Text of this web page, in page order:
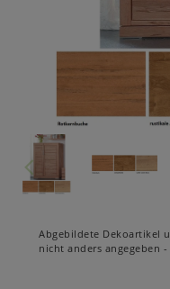
Abgebildete Dekoartikel
nicht anders angegeben